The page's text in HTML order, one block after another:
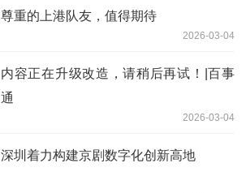
尊重的上港队友，值得期待
2026-03-04
内容正在升级改造，请稍后再试！|百事
通
2026-03-04
深圳着力构建京剧数字化创新高地